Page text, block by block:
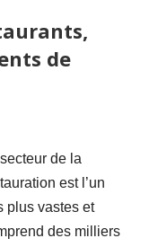
de
de la
est l’un
plus vastes et
des milliers